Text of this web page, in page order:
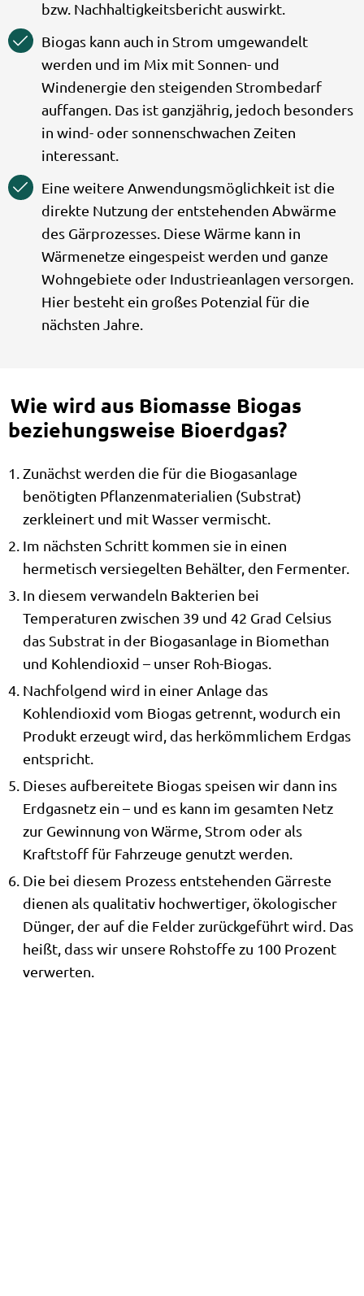
bzw. Nachhaltigkeitsbericht auswirkt.
Biogas kann auch in Strom umgewandelt
werden und im Mix mit Sonnen- und
Windenergie den steigenden Strombedarf
auffangen. Das ist ganzjährig, jedoch besonders
in wind- oder sonnenschwachen Zeiten
interessant.
Eine weitere Anwendungsmöglichkeit ist die
direkte Nutzung der entstehenden Abwärme
des Gärprozesses. Diese Wärme kann in
Wärmenetze eingespeist werden und ganze
Wohngebiete oder Industrieanlagen versorgen.
Hier besteht ein großes Potenzial für die
nächsten Jahre.
Wie wird aus Biomasse Biogas
beziehungsweise Bioerdgas?
Zunächst werden die für die Biogasanlage
benötigten Pflanzenmaterialien (Substrat)
zerkleinert und mit Wasser vermischt.
Im nächsten Schritt kommen sie in einen
hermetisch versiegelten Behälter, den Fermenter.
In diesem verwandeln Bakterien bei
Temperaturen zwischen 39 und 42 Grad Celsius
das Substrat in der Biogasanlage in Biomethan
und Kohlendioxid – unser Roh-Biogas.
Nachfolgend wird in einer Anlage das
Kohlendioxid vom Biogas getrennt, wodurch ein
Produkt erzeugt wird, das herkömmlichem Erdgas
entspricht.
Dieses aufbereitete Biogas speisen wir dann ins
Erdgasnetz ein – und es kann im gesamten Netz
zur Gewinnung von Wärme, Strom oder als
Kraftstoff für Fahrzeuge genutzt werden.
Die bei diesem Prozess entstehenden Gärreste
dienen als qualitativ hochwertiger, ökologischer
Dünger, der auf die Felder zurückgeführt wird. Das
heißt, dass wir unsere Rohstoffe zu 100 Prozent
verwerten.